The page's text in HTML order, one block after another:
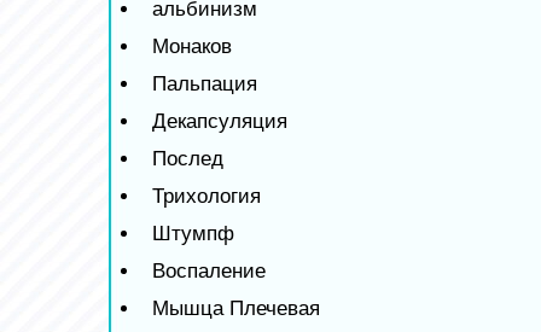
альбинизм
Монаков
Пальпация
Декапсуляция
Послед
Трихология
Штумпф
Воспаление
Мышца Плечевая